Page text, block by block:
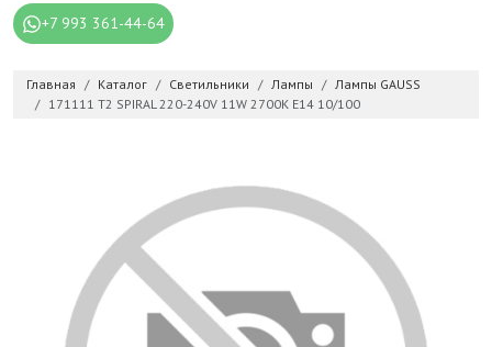
+7 993 361-44-64
Главная Каталог Светильники Лампы
Лампы GAUSS
171111 T2 SPIRAL 220-240V 11W 2700K E14 10/100